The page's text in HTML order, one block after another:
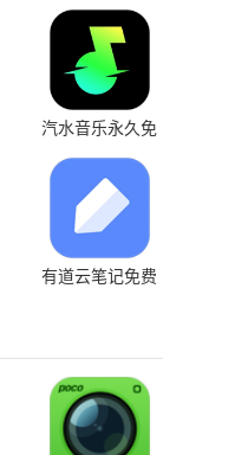
汽水音乐永久免
有道云笔记免费